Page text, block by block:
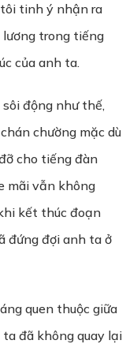
tinh ý nhận ra
lương trong tiếng
của anh ta.
động như thế,
chường mặc dù
cho tiếng đàn
mãi vẫn không
kết thúc đoạn
đứng đợi anh ta ở
quen thuộc giữa
đã không quay lại